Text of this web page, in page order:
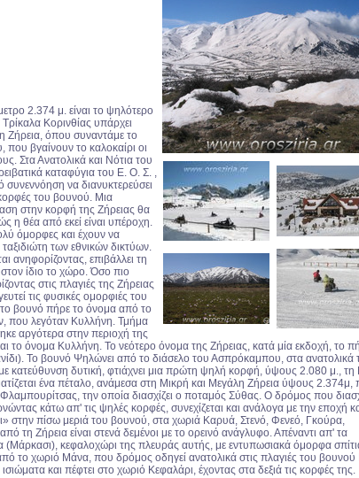
2.374 μ. είναι το ψηλότερο
Κορινθίας υπάρχει
Ζήρεια, όπου συναντάμε το
που βγαίνουν το καλοκαίρι οι
Στα Ανατολικά και Νότια του
καταφύγια του Ε. Ο. Σ. ,
να διανυκτερεύσει
του βουνού. Μια
στην κορφή της Ζήρειας θα
η θέα από εκεί είναι υπέροχη.
όμορφες και έχουν να
των εθνικών δικτύων.
ανηφορίζοντας, επιβάλλει τη
ίδιο το χώρο. Όσο πιο
στις πλαγιές της Ζήρειας
τις φυσικές ομορφιές του
βουνό πήρε το όνομα από το
που λεγόταν Κυλλήνη. Τμήμα
αργότερα στην περιοχή της
το όνομα Κυλλήνη. Το νεότερο όνομα της Ζήρειας, κατά μία εκδοχή, το
Το βουνό Ψηλώνει από το διάσελο του Ασπρόκαμπου, στα ανατολικά
κατεύθυνση δυτική, φτιάχνει μια πρώτη ψηλή κορφή, ύψους 2.080 μ., τη
ένα πέταλο, ανάμεσα στη Μικρή και Μεγάλη Ζήρεια ύψους 2.374μ,
την οποία διασχίζει ο ποταμός Σύθας. Ο δρόμος που
κάτω απ' τις ψηλές κορφές, συνεχίζεται και ανάλογα με την εποχή
στην πίσω μεριά του βουνού, στα χωριά Καρυά, Στενό, Φενεό, Γκούρα,
τη Ζήρεια είναι στενά δεμένοι με το ορεινό ανάγλυφο. Απέναντι απ' τα
(Μάρκασι), κε­φαλοχώρι της πλευράς αυτής, με εντυπωσιακά όμορφα
το χωριό Μάνα, που δρόμος οδηγεί ανατολικά στις πλαγιές του
και πέφτει στο χωριό Κεφαλάρι, έχοντας στα δεξιά τις κορφές της.